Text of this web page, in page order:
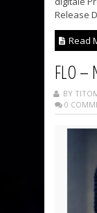
Release
Read
FLO –
BY
0